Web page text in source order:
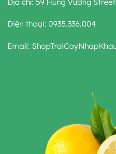
Điện thoại: 0935.336.004
Email: